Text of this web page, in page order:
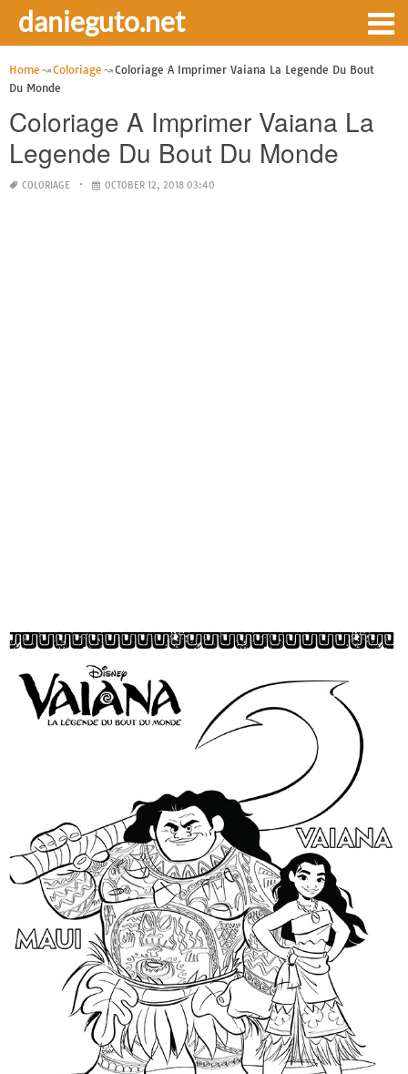
danieguto.net
Home Coloriage
Coloriage A Imprimer Vaiana La Legende Du Bout
Du Monde
Coloriage A Imprimer Vaiana La
Legende Du Bout Du Monde
COLORIAGE OCTOBER 12, 2018 03:40